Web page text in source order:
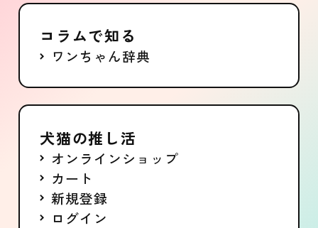
コラムで知る
ワンちゃん辞典
犬猫の推し活
オンラインショップ
カート
新規登録
ログイン